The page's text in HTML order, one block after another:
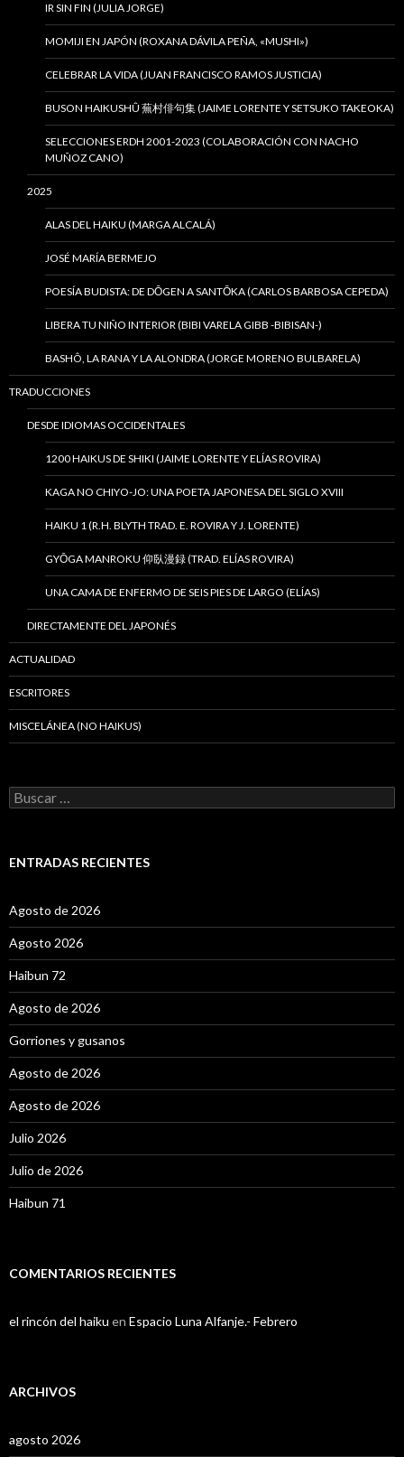
IR SIN FIN (JULIA JORGE)
MOMIJI EN JAPÓN (ROXANA DÁVILA PEÑA, «MUSHI»)
CELEBRAR LA VIDA (JUAN FRANCISCO RAMOS JUSTICIA)
BUSON HAIKUSHÛ 蕪村俳句集 (JAIME LORENTE Y SETSUKO TAKEOKA)
SELECCIONES ERDH 2001-2023 (COLABORACIÓN CON NACHO
MUÑOZ CANO)
2025
ALAS DEL HAIKU (MARGA ALCALÁ)
JOSÉ MARÍA BERMEJO
POESÍA BUDISTA: DE DŌGEN A SANTŌKA (CARLOS BARBOSA CEPEDA)
LIBERA TU NIÑO INTERIOR (BIBI VARELA GIBB -BIBISAN-)
BASHÔ, LA RANA Y LA ALONDRA (JORGE MORENO BULBARELA)
TRADUCCIONES
DESDE IDIOMAS OCCIDENTALES
1200 HAIKUS DE SHIKI (JAIME LORENTE Y ELÍAS ROVIRA)
KAGA NO CHIYO-JO: UNA POETA JAPONESA DEL SIGLO XVIII
HAIKU 1 (R.H. BLYTH TRAD. E. ROVIRA Y J. LORENTE)
GYŌGA MANROKU 仰臥漫録 (TRAD. ELÍAS ROVIRA)
UNA CAMA DE ENFERMO DE SEIS PIES DE LARGO (ELÍAS)
DIRECTAMENTE DEL JAPONÉS
ACTUALIDAD
ESCRITORES
MISCELÁNEA (NO HAIKUS)
B
u
a
ENTRADAS RECIENTES
Agosto de 2026
Agosto 2026
Haibun 72
Agosto de 2026
Gorriones y gusanos
Agosto de 2026
Agosto de 2026
Julio 2026
Julio de 2026
Haibun 71
COMENTARIOS RECIENTES
el rincón del haiku en Espacio Luna Alfanje.- Febrero
ARCHIVOS
agosto 2026